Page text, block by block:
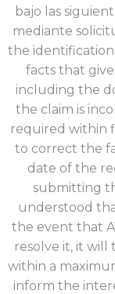
bajo las
mediante
the
facts that
including the
the claim is
required within
to correct the
date of the
submitting
understood
the event that
resolve it, it
within a
inform the